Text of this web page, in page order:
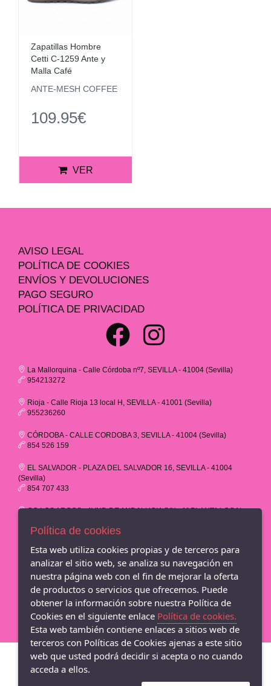
Zapatillas Hombre
Cetti C-1259 Ante y
Malla Café
ANTE-MESH COFFEE
109.95€
VER
AVISO LEGAL
POLÍTICA DE COOKIES
ENVÍOS Y DEVOLUCIONES
PAGO SEGURO
POLÍTICA DE PRIVACIDAD
La Mallorquina - Calle Córdoba nº7, SEVILLA - 41004 (Sevilla)
954213272
Rioja - Calle Rioja 13 local H, SEVILLA - 41001 (Sevilla)
955236260
CÓRDOBA - CALLE CORDOBA 3, SEVILLA - 41004 (Sevilla)
854 526 159
EL SALVADOR - PLAZA DEL SALVADOR 16, SEVILLA - 41004
(Sevilla)
854 707 433
CC LOS ARCOS - AVND.DE ANDALUCIA S/N - 1ª PLANTA LOCAL
854 526 953
CC LAGOH - AVENIDA DE PALMAS ALTAS 1, 1ª PLANTA LOCAL
A32, SEVILLA - 41014 (Sevilla)
854 80 84 88
M&R Zapateria - Adriann Lasconi
Política de cookies
Esta web utiliza cookies propias y de terceros para
analizar el sitio web, se analiza su navegación en
nuestra página web con el fin de mejorar la oferta
de productos o servicios que ofrecemos. Puede
obtener la información sobre nuestra Política de
Cookies en el siguiente enlace Política de cookies.
Esta web también contiene enlaces a sitios web de
terceros con Políticas de Cookies ajenas a este sitio
web que usted podrá decidir si acepta o no cuando
acceda a ellos.